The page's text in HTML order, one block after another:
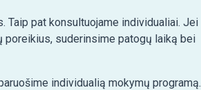
Taip pat konsultuojame individualiai. Jei
suderinsime patogų laiką bei
individualią mokymų programą.